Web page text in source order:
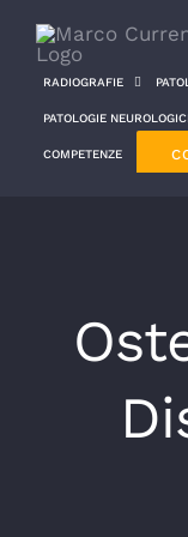
contenuto
RADIOGRAFIE
PATOLOGIE
COMPETENZE